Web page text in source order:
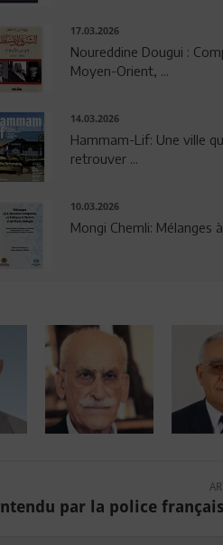
17.03.2026
Noureddine Dougui :
Moyen-Orient, ...
14.03.2026
Hammam-Lif: Une ville
retrouver ...
10.03.2026
Mongi Chemli: Mélanges
par la police